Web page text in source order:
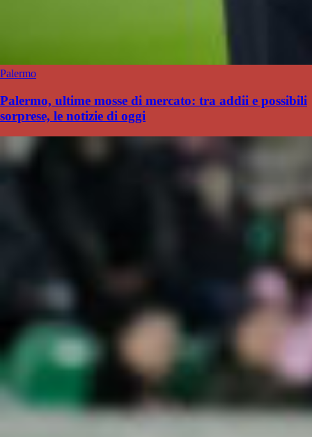
Palermo
Palermo, ultime mosse di mercato: tra addii e possibili
sorprese, le notizie di oggi